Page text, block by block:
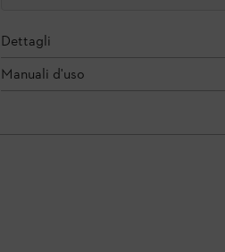
Dettagli
Manuali d'uso